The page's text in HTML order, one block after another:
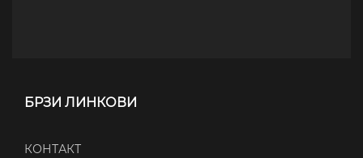
БРЗИ ЛИНКОВИ
КОНТАКТ